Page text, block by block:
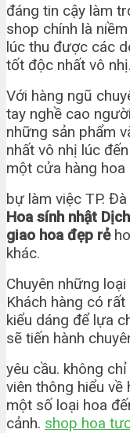
đáng tin cậy làm
shop chính là
lúc thu được các
tốt độc nhất vô nhị.
Với hàng ngũ
tay nghề cao
những sản phẩm
nhất vô nhị lúc
một cửa hàng hoa
bự làm việc TP.
Hoa sính nhật
giao hoa đẹp rẻ
khác.
Chuyên những
Khách hàng có
kiểu dáng để lựa
sẽ tiến hành
yêu cầu. không
viên thông hiểu về
một số loại hoa
cảnh. shop hoa